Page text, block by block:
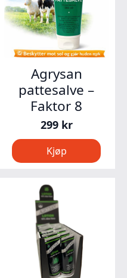
Agrysan
pattesalve –
Faktor 8
299 kr
Kjøp